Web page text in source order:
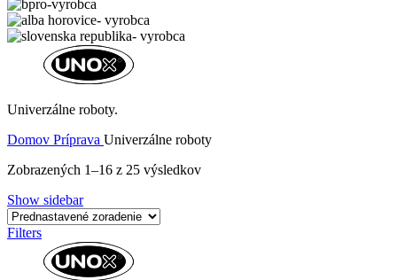
Univerzálne roboty.
Domov Príprava Univerzálne roboty
Zobrazených 1–16 z 25 výsledkov
Show sidebar
Filters